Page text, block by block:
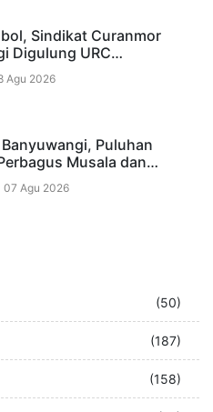
Sindikat Curanmor
Digulung URC…
Agu 2026
Puluhan
Musala dan…
07 Agu 2026
(50)
(187)
(158)